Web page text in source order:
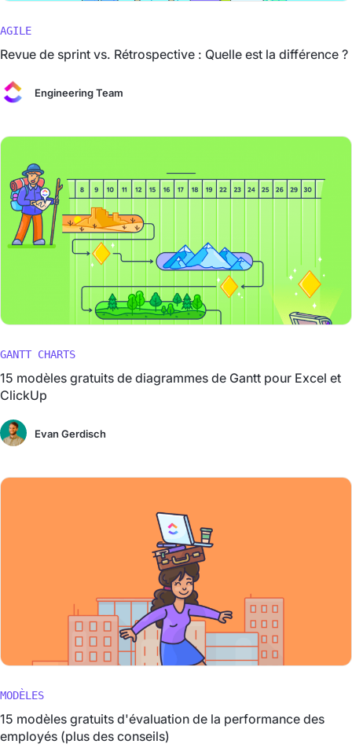
AGILE
Revue de sprint vs. Rétrospective : Quelle est la différence ?
Engineering Team
GANTT CHARTS
15 modèles gratuits de diagrammes de Gantt pour Excel et
ClickUp
Evan Gerdisch
MODÈLES
15 modèles gratuits d'évaluation de la performance des
employés (plus des conseils)